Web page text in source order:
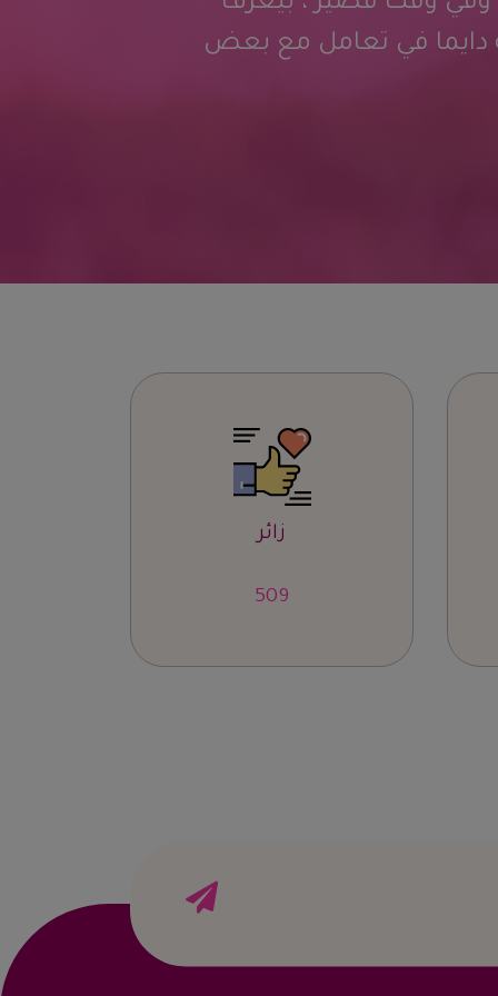
شاءالله دايما في تعامل مع بعض
زائر
834